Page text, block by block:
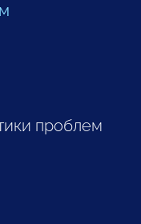
проблем